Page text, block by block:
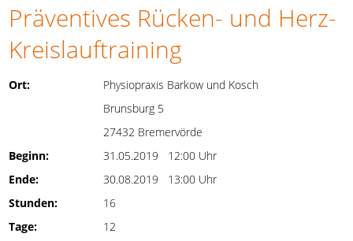
Präventives Rücken- und Herz-
Kreislauftraining
Ort:
Physiopraxis Barkow und Kosch
Brunsburg 5
27432 Bremervörde
Beginn:
31.05.2019 12:00 Uhr
Ende:
30.08.2019 13:00 Uhr
Stunden:
16
Tage:
12